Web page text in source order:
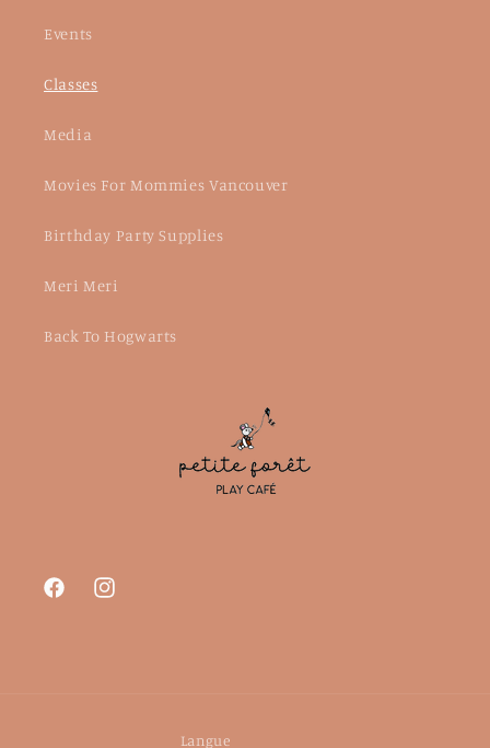
Events
Classes
Media
Movies For Mommies Vancouver
Birthday Party Supplies
Meri Meri
Back To Hogwarts
FacebookInstagram
Langue